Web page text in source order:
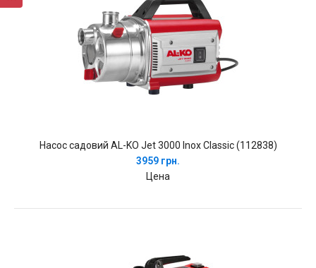
Насос садовий AL-KO Jet 3000 Inox Classic (112838)
3959 грн.
Цена